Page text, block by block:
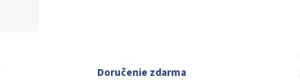
Doručenie zdarma